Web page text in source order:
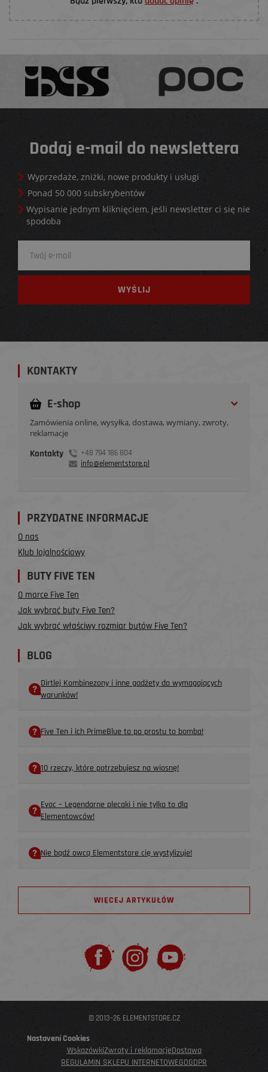
Dodaj e-mail do newslettera
Wyprzedaże, zniżki, nowe produkty i usługi
Ponad 50 000 subskrybentów
Wypisanie jednym kliknięciem, jeśli newsletter ci się nie
spodoba
KONTAKTY
E-shop
Zamówienia online, wysyłka, dostawa, wymiany, zwroty,
reklamacje
Kontakty
+48 794 186 804
info@elementstore.pl
PRZYDATNE INFORMACJE
O nas
Klub lojalnościowy
BUTY FIVE TEN
O marce Five Ten
Jak wybrać buty Five Ten?
Jak wybrać właściwy rozmiar butów Five Ten?
BLOG
Dirtlej Kombinezony i inne gadżety do wymagających
warunków!
Five Ten i ich PrimeBlue to po prostu to bomba!
10 rzeczy, które potrzebujesz na wiosnę!
Evoc – Legendarne plecaki i nie tylko to dla
Elementowców!
Nie bądź owcą Elementstore cię wystylizuje!
WIĘCEJ ARTYKUŁÓW
© 2013–26 ELEMENTSTORE.CZ
Nastavení Cookies
WskazówkiZwroty i reklamacjeDostawa
REGULAMIN SKLEPU INTERNETOWEGOGDPR